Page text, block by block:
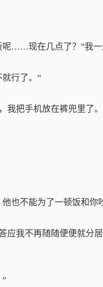
……现在几点了？”我一
行了。”
把手机放在裤兜里了。
也不能为了一顿饭和你
我不再随随便便就分